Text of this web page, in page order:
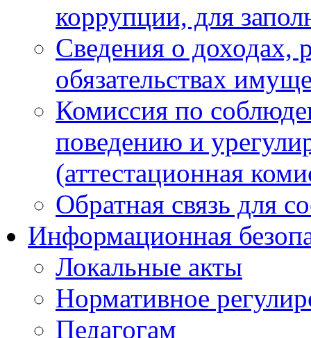
коррупции, для
Сведения о доходах,
обязательствах
Комиссия по
поведению и
(аттестационная
Обратная связь для
Информационная
Локальные акты
Нормативное
Педагогам